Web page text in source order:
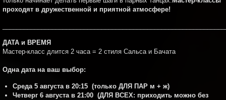
проходят в дружественной и приятной атмосфере!
ДАТА и ВРЕМЯ
Мастер-класс длится 2 часа = 2 стиля Сальса и Бачата
Одна дата на ваш выбор:
Среда 5 августа в 20:15 (только ДЛЯ ПАР м + ж)
Четверг 6 августа в 21:00 (ДЛЯ ВСЕХ: приходить можно без